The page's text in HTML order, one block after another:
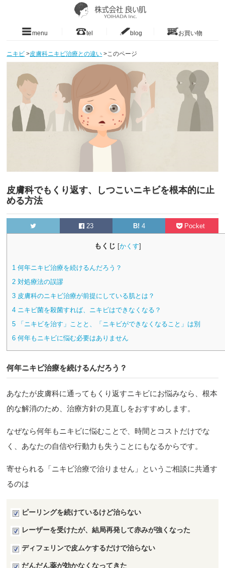
menu tel blog お買い物
ニキビ >皮膚科ニキビ治療との違い >このページ
皮膚科でもくり返す、しつこいニキビを根本的に止
める方法
23 B! 4 Pocket
もくじ [かくす]
1 何年ニキビ治療を続けるんだろう？
2 対処療法の誤謬
3 皮膚科のニキビ治療が前提にしている肌とは？
4 ニキビ菌を殺菌すれば、ニキビはできなくなる？
5 「ニキビを治す」ことと、「ニキビができなくなること」は別
6 何年もニキビに悩む必要はありません
何年ニキビ治療を続けるんだろう？
あなたが皮膚科に通ってもくり返すニキビにお悩みなら、根本
的な解消のため、治療方針の見直しをおすすめします。
なぜなら何年もニキビに悩むことで、時間とコストだけでな
く、あなたの自信や行動力も失うことにもなるからです。
寄せられる「ニキビ治療で治りません」というご相談に共通す
るのは
ピーリングを続けているけど治らない
レーザーを受けたが、結局再発して赤みが強くなった
ディフェリンで皮ムケするだけで治らない
だんだん薬が効かなくなってきた